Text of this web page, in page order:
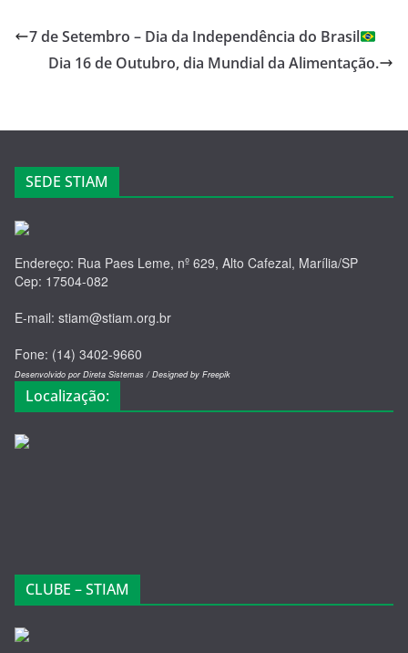
e
b
o
o
d
n
e
7 de Setembro – Dia da Independência do Brasil
Dia 16 de Outubro, dia Mundial da Alimentação.
SEDE STIAM
Endereço: Rua Paes Leme, nº 629, Alto Cafezal, Marília/SP
Cep: 17504-082
E-mail: stiam@stiam.org.br
Fone: (14) 3402-9660
Desenvolvido por Direta Sistemas /Designed by Freepik
Localização:
CLUBE – STIAM